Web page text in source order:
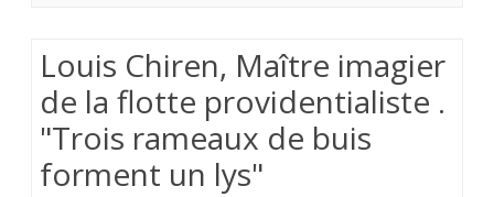
à
Limoges
Louis Chiren, Maître imagier
de la flotte providentialiste .
"Trois rameaux de buis
forment un lys"